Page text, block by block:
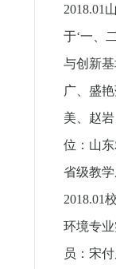
2018.01
于‘一、
与创新
广、盛
美、赵
位：山
省级教
2018.01
环境专
员：宋